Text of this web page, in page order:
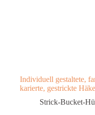
Individuell gestaltete,
karierte, gestrickte
Strick-Bucket-